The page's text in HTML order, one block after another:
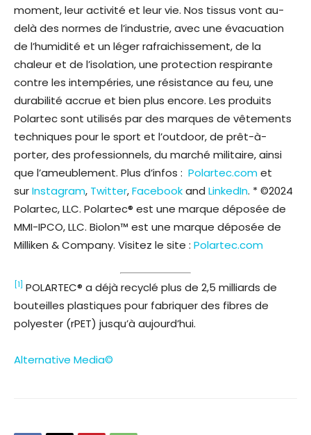
moment, leur activité et leur vie. Nos tissus vont au-
delà des normes de l’industrie, avec une évacuation
de l’humidité et un léger rafraichissement, de la
chaleur et de l’isolation, une protection respirante
contre les intempéries, une résistance au feu, une
durabilité accrue et bien plus encore. Les produits
Polartec sont utilisés par des marques de vêtements
techniques pour le sport et l’outdoor, de prêt-à-
porter, des professionnels, du marché militaire, ainsi
que l’ameublement. Plus d’infos : Polartec.comet
surInstagram, Twitter,Facebookand LinkedIn. * ©2024
Polartec, LLC. Polartec® est une marque déposée de
MMI-IPCO, LLC. Biolon™ est une marque déposée de
Milliken & Company. Visitez le site : Polartec.com
[1] POLARTEC® a déjà recyclé plus de 2,5 milliards de
bouteilles plastiques pour fabriquer des fibres de
polyester (rPET) jusqu’à aujourd’hui.
Alternative Media©